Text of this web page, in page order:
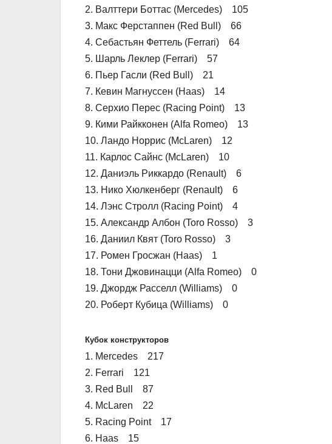
2. Валттери Боттас (Mercedes) 105
3. Макс Ферстаппен (Red Bull) 66
4. Себастьян Феттель (Ferrari) 64
5. Шарль Леклер (Ferrari) 57
6. Пьер Гасли (Red Bull) 21
7. Кевин Магнуссен (Haas) 14
8. Серхио Перес (Racing Point) 13
9. Кими Райкконен (Alfa Romeo) 13
10. Ландо Норрис (McLaren) 12
11. Карлос Сайнс (McLaren) 10
12. Даниэль Риккардо (Renault) 6
13. Нико Хюлкенберг (Renault) 6
14. Лэнс Стролл (Racing Point) 4
15. Александр Албон (Toro Rosso) 3
16. Даниил Квят (Toro Rosso) 3
17. Ромен Гросжан (Haas) 1
18. Тони Джовинацци (Alfa Romeo) 0
19. Джордж Расселл (Williams) 0
20. Роберт Кубица (Williams) 0
Кубок конструкторов
1. Mercedes 217
2. Ferrari 121
3. Red Bull 87
4. McLaren 22
5. Racing Point 17
6. Haas 15